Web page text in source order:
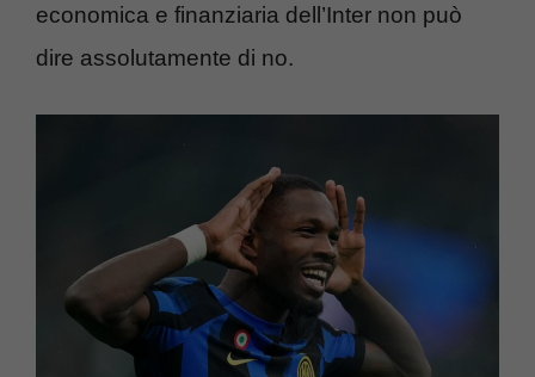
economica e finanziaria dell’Inter non può
dire assolutamente di no.